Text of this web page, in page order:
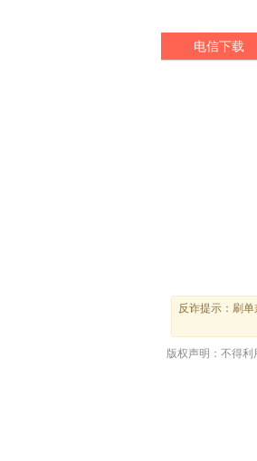
反诈提示：刷
版权声明：不得利